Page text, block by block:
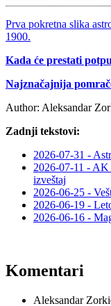
Prva pokretna slika
1900.
Kada će prestati
Najznačajnija
Author: Aleksandar
Zadnji tekstovi:
2026-07-31 -
2026-07-11 - AK
izveštaj
2026-06-25 -
2026-06-19 -
2026-06-16 -
Komentari
Aleksandar